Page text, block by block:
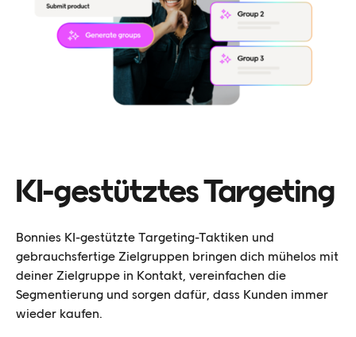
KI-gestütztes Targeting
Bonnies KI-gestützte Targeting-Taktiken und
gebrauchsfertige Zielgruppen bringen dich mühelos mit
deiner Zielgruppe in Kontakt, vereinfachen die
Segmentierung und sorgen dafür, dass Kunden immer
wieder kaufen.